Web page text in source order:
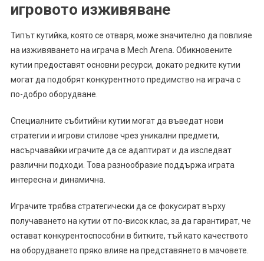
игровото изживяване
Типът кутийка, която се отваря, може значително да повлияе
на изживяването на играча в Mech Arena. Обикновените
кутии предоставят основни ресурси, докато редките кутии
могат да подобрят конкурентното предимство на играча с
по-добро оборудване.
Специалните събитийни кутии могат да въведат нови
стратегии и игрови стилове чрез уникални предмети,
насърчавайки играчите да се адаптират и да изследват
различни подходи. Това разнообразие поддържа играта
интересна и динамична.
Играчите трябва стратегически да се фокусират върху
получаването на кутии от по-висок клас, за да гарантират, че
остават конкурентоспособни в битките, тъй като качеството
на оборудването пряко влияе на представянето в мачовете.